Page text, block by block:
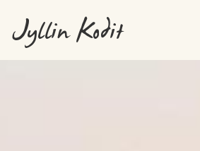
Jyllin Kodit